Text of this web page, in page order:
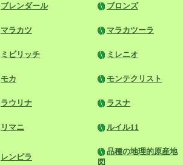
ブレンダール ブロンズ
マラカツ マラカツーラ
ミビリッチ ミレニオ
モカ モンテクリスト
ラウリナ ラスナ
リマニ ルイル11
レンピラ
品種の地理的原産地
図